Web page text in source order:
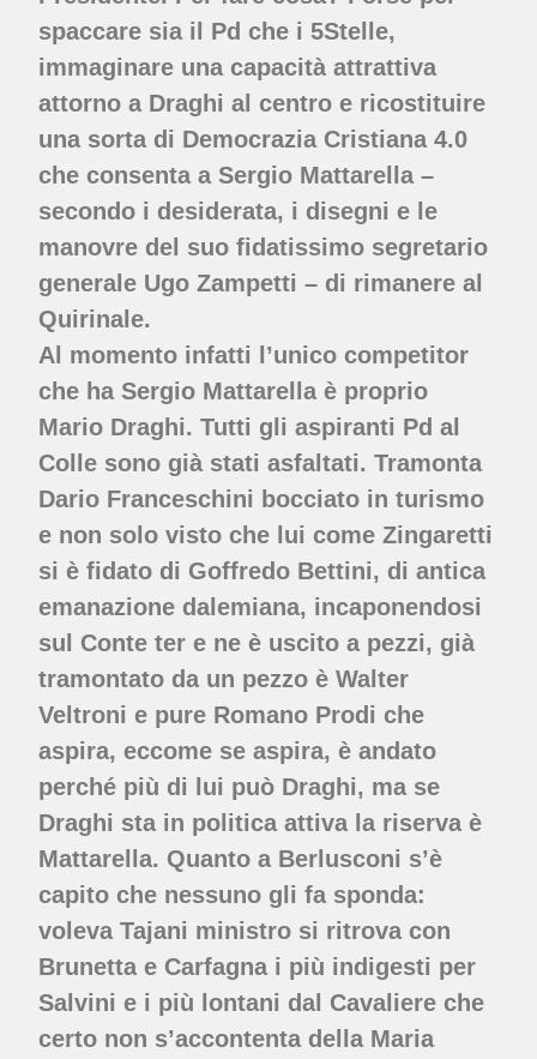
spaccare sia il Pd che i 5Stelle,
immaginare una capacità attrattiva
attorno a Draghi al centro e ricostituire
una sorta di Democrazia Cristiana 4.0
che consenta a Sergio Mattarella –
secondo i desiderata, i disegni e le
manovre del suo fidatissimo segretario
generale Ugo Zampetti – di rimanere al
Quirinale.
Al momento infatti l’unico competitor
che ha Sergio Mattarella è proprio
Mario Draghi. Tutti gli aspiranti Pd al
Colle sono già stati asfaltati. Tramonta
Dario Franceschini bocciato in turismo
e non solo visto che lui come Zingaretti
si è fidato di Goffredo Bettini, di antica
emanazione dalemiana, incaponendosi
sul Conte ter e ne è uscito a pezzi, già
tramontato da un pezzo è Walter
Veltroni e pure Romano Prodi che
aspira, eccome se aspira, è andato
perché più di lui può Draghi, ma se
Draghi sta in politica attiva la riserva è
Mattarella. Quanto a Berlusconi s’è
capito che nessuno gli fa sponda:
voleva Tajani ministro si ritrova con
Brunetta e Carfagna i più indigesti per
Salvini e i più lontani dal Cavaliere che
certo non s’accontenta della Maria